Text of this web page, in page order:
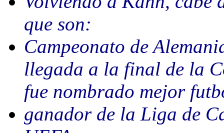
que son:
Campeonato de
llegada a la final de la
fue nombrado mejor
ganador de la Liga de